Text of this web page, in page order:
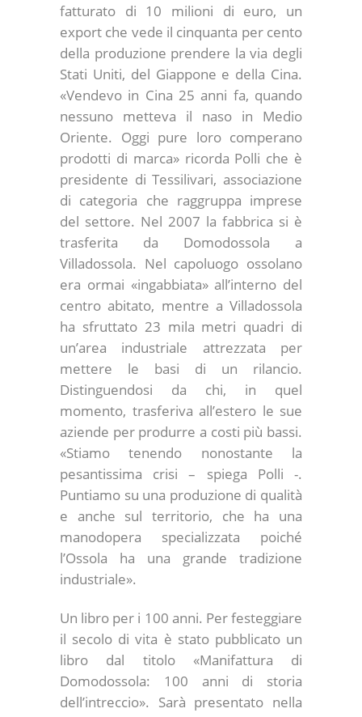
fatturato di 10 milioni di euro, un
export che vede il cinquanta per cento
della produzione prendere la via degli
Stati Uniti, del Giappone e della Cina.
«Vendevo in Cina 25 anni fa, quando
nessuno metteva il naso in Medio
Oriente. Oggi pure loro comperano
prodotti di marca» ricorda Polli che è
presidente di Tessilivari, associazione
di categoria che raggruppa imprese
del settore. Nel 2007 la fabbrica si è
trasferita da Domodossola a
Villadossola. Nel capoluogo ossolano
era ormai «ingabbiata» all’interno del
centro abitato, mentre a Villadossola
ha sfruttato 23 mila metri quadri di
un’area industriale attrezzata per
mettere le basi di un rilancio.
Distinguendosi da chi, in quel
momento, trasferiva all’estero le sue
aziende per produrre a costi più bassi.
«Stiamo tenendo nonostante la
pesantissima crisi – spiega Polli -.
Puntiamo su una produzione di qualità
e anche sul territorio, che ha una
manodopera specializzata poiché
l’Ossola ha una grande tradizione
industriale».
Un libro per i 100 anni. Per festeggiare
il secolo di vita è stato pubblicato un
libro dal titolo «Manifattura di
Domodossola: 100 anni di storia
dell’intreccio». Sarà presentato nella